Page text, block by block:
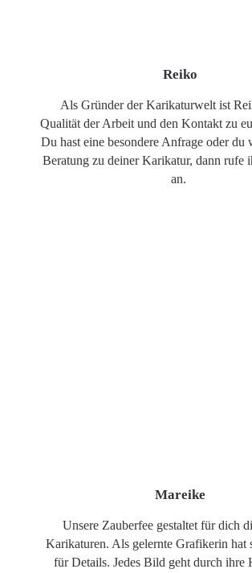
Reiko
Als Gründer der Karikaturwelt ist
Qualität der Arbeit und den Kontakt zu
Du hast eine besondere Anfrage oder du
Beratung zu deiner Karikatur, dann rufe
an.
Mareike
Unsere Zauberfee gestaltet für dich
Karikaturen. Als gelernte Grafikerin hat
für Details. Jedes Bild geht durch ihre